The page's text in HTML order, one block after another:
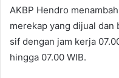
AKBP Hendro
merekap yang dijual dan
sif dengan jam kerja
hingga 07.00 WIB.